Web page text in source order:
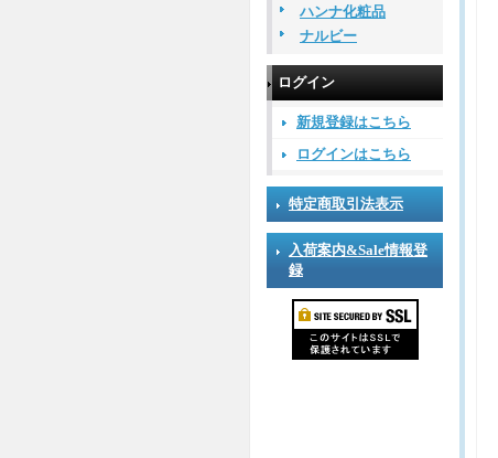
ハンナ化粧品
ナルビー
ログイン
新規登録はこちら
ログインはこちら
特定商取引法表示
入荷案内&Sale情報登
録